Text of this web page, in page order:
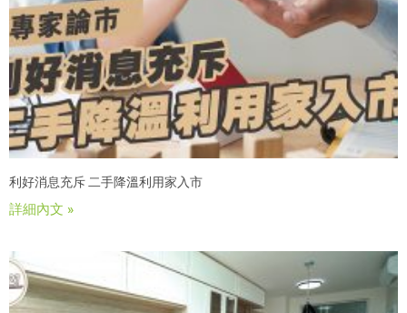
利好消息充斥 二手降溫利用家入市
詳細內文 »